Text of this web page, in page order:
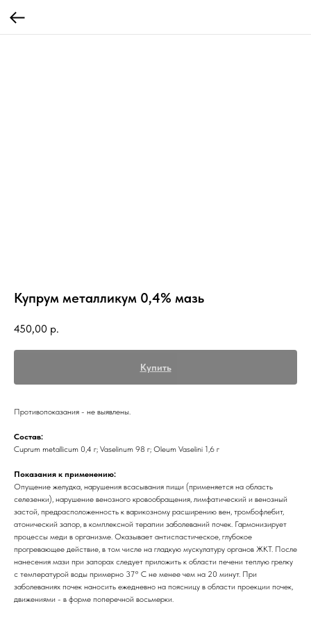
Купрум металликум 0,4% мазь
450,00 р.
Купить
Противопоказания - не выявлены.
Состав:
Cuprum metallicum 0,4 г; Vaselinum 98 г; Oleum Vaselini 1,6 г
Показания к применению:
Опущение желудка, нарушения всасывания пищи (применяется на область
селезенки), нарушение венозного кровообращения, лимфатический и венозный
застой, предрасположенность к варикозному расширению вен, тромбофлебит,
атонический запор, в комплексной терапии заболеваний почек. Гармонизирует
процессы меди в организме. Оказывает антиспастическое, глубокое
прогревающее действие, в том числе на гладкую мускулатуру органов ЖКТ. После
нанесения мази при запорах следует приложить к области печени теплую грелку
с температурой воды примерно 37° С не менее чем на 20 минут. При
заболеваниях почек наносить ежедневно на поясницу в области проекции почек,
движениями - в форме поперечной восьмерки.